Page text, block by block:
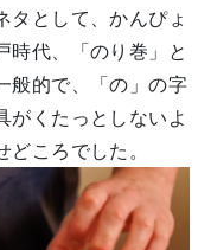
タとして、かんぴょ
時代、「のり巻」と
般的で、「の」の字
がくたっとしないよ
ころでした。